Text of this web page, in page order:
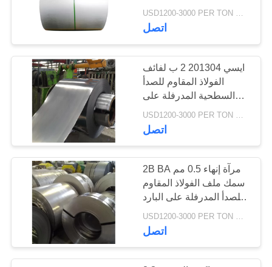
Prepainted
USD1200-3000 PER TON MOQ:1TON
اتصل
ايسي 201304 2 ب لفائف
الفولاذ المقاوم للصدأ
السطحية المدرفلة على
البارد
اتصل
2B BA مرآة إنهاء 0.5 مم
سمك ملف الفولاذ المقاوم
للصدأ المدرفلة على البارد
201330430
اتصل